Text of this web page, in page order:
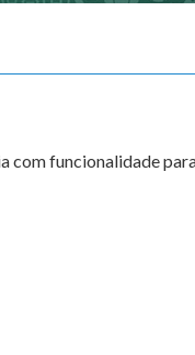
com funcionalidade